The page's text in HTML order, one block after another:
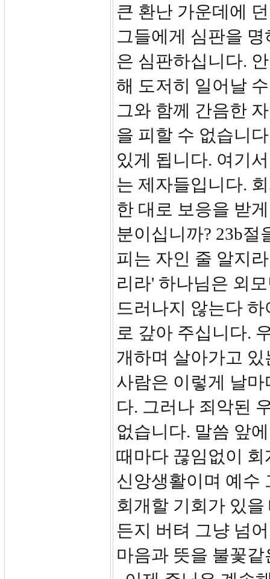
큰 환난 가운데에
그들에게 심판을
은 심판하십니다.
해 도저히 일어날
그와 함께 간음한
을 피할 수 없습니
있게 됩니다. 여기
는 제자들입니다.
한 대로 보응을 받
분이십니까? 23b절
피는 자인 줄 알지
리라' 하나님은 외
드러나지 않는다
로 갚아 주십니다.
개하며 살아가고
사람은 이렇게 날
다. 그러나 죄악된
없습니다. 말씀 앞
때마다 끊임없이
신앙생활이며 예수
회개할 기회가 있
든지 버텨 그냥 넘
마음과 뜻을 불꽃